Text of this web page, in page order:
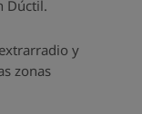
Dúctil.
y
zonas